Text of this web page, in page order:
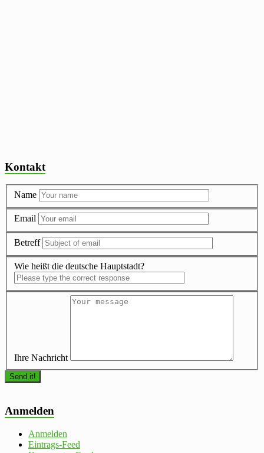
Kontakt
Name
Email
Betreff
Wie heißt die deutsche Hauptstadt?
Ihre Nachricht
Anmelden
Anmelden
Eintrags-Feed